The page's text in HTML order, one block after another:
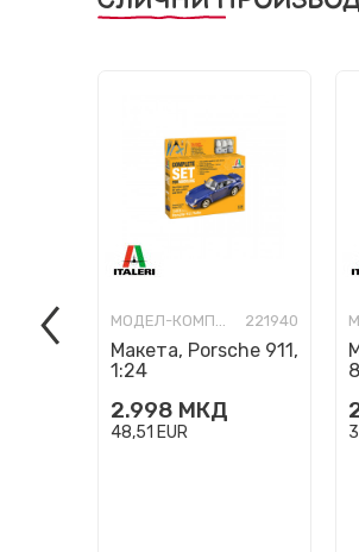
МОДЕЛ-КОМПЛЕТ 221940
Макета, Porsche 911,
1:24
2.998 МКД
48,51 EUR